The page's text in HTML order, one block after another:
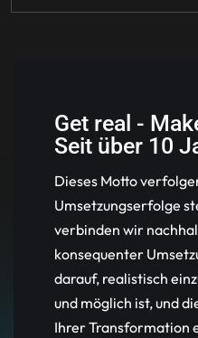
Get real -
Seit über 10
Dieses Motto
Umsetzungserfolge
verbinden wir
konsequenter
darauf, realistisch
und möglich ist, und
Ihrer Transformation